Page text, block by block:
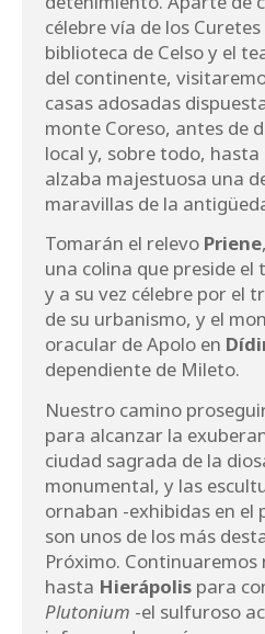
célebre vía de los
biblioteca de Celso y el
del continente,
casas adosadas
monte Coreso, antes de
local y, sobre todo,
alzaba majestuosa una
maravillas de la
Tomarán el relevo Priene
una colina que preside el
y a su vez célebre por el
de su urbanismo, y el
oracular de Apolo en
dependiente de Mileto.
Nuestro camino
para alcanzar la
ciudad sagrada de la
monumental, y las
ornaban -exhibidas en el
son unos de los más
Próximo.
hasta Hierápolis para
Plutonium -el sulfuroso